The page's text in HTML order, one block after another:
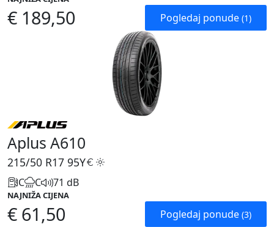
€ 189,50 Pogledaj ponude (1)
Aplus A610
215/50 R17 95Y
C C 71 dB
NAJNIŽA CIJENA
€ 61,50 Pogledaj ponude (3)